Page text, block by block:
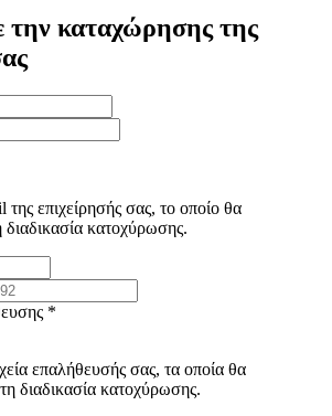
καταχώρησης της
επιχείρησής σας, το οποίο θα
διαδικασία κατοχύρωσης.
*
επαλήθευσής σας, τα οποία θα
διαδικασία κατοχύρωσης.